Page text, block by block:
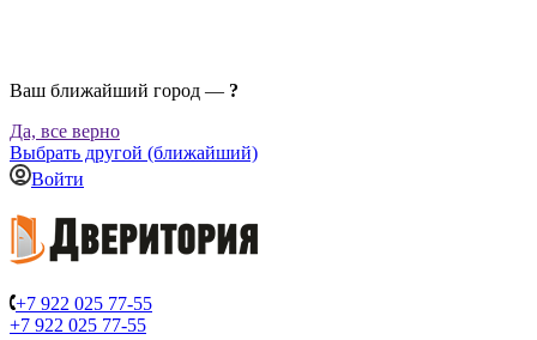
Ваш ближайший город — ?
Да, все верно
Выбрать другой (ближайший)
Войти
+7 922 025 77-55
+7 922 025 77-55